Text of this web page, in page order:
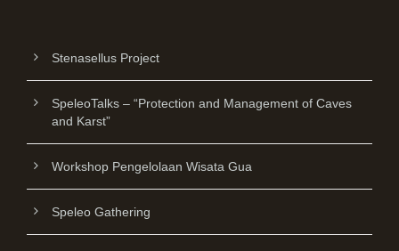
Stenasellus Project
SpeleoTalks – “Protection and Management of Caves
and Karst”
Workshop Pengelolaan Wisata Gua
Speleo Gathering